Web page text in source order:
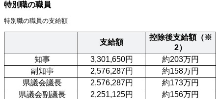
特別職の職員
特別職の職員の支給額
支給額
控除後支給額（※
2）
知事
3,301,650円
約203万円
副知事
2,576,287円
約158万円
県議会議長
2,576,287円
約173万円
県議会副議長
2,251,125円
約156万円